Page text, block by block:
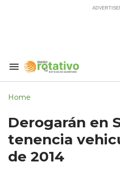
Search
Home
Derogarán en
tenencia
de 2014